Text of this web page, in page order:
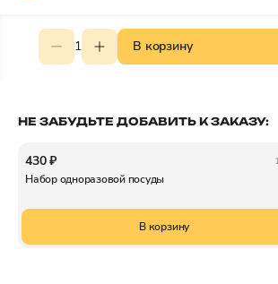
1 В корзину
НЕ ЗАБУДЬТЕ ДОБАВИТЬ К ЗАКАЗУ:
430 ₽
Набор одноразовой посуды
В корзину